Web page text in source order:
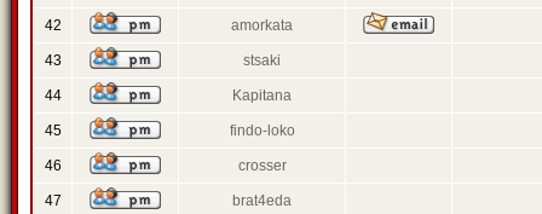
42 amorkata
43 stsaki
44 Kapitana
45 findo-loko
46 crosser
47 brat4eda